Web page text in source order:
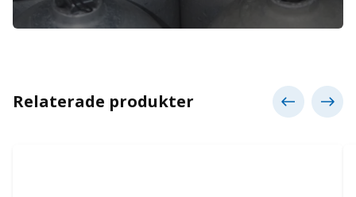
Relaterade produkter